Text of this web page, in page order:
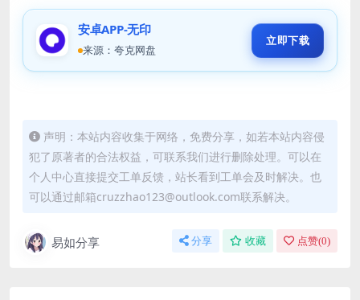
安卓APP-无印
来源：夸克网盘
立即下载
声明：本站内容收集于网络，免费分享，如若本站内容侵
犯了原著者的合法权益，可联系我们进行删除处理。可以在
个人中心直接提交工单反馈，站长看到工单会及时解决。也
可以通过邮箱cruzzhao123@outlook.com联系解决。
易如分享 分享 收藏 点赞(0)